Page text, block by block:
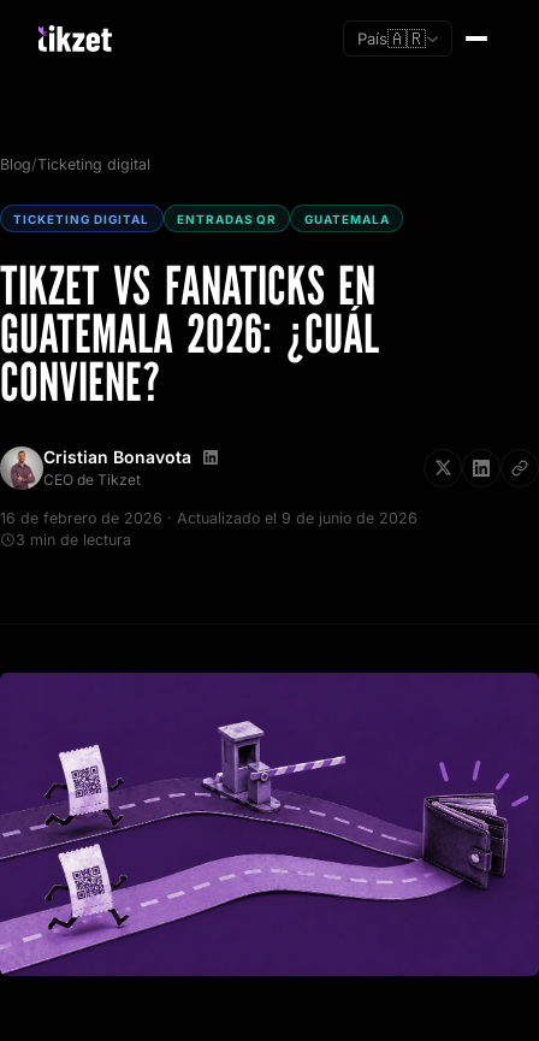
País🇦🇷
Soy nuevo
Ya tengo cuenta
Blog/Ticketing digital
TICKETING DIGITAL ENTRADAS QR GUATEMALA
TIKZET VS FANATICKS EN
GUATEMALA 2026: ¿CUÁL
CONVIENE?
Cristian Bonavota
CEO de Tikzet
16 de febrero de 2026 · Actualizado el 9 de junio de 2026
3 min de lectura